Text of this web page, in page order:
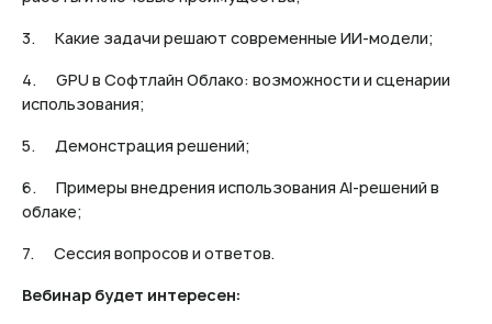
3. Какие задачи решают современные ИИ-модели;
4. GPU в Софтлайн Облако: возможности и сценарии
использования;
5. Демонстрация решений;
6. Примеры внедрения использования AI-решений в
облаке;
7. Сессия вопросов и ответов.
Вебинар будет интересен: